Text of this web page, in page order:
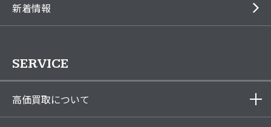
新着情報
SERVICE
高価買取について